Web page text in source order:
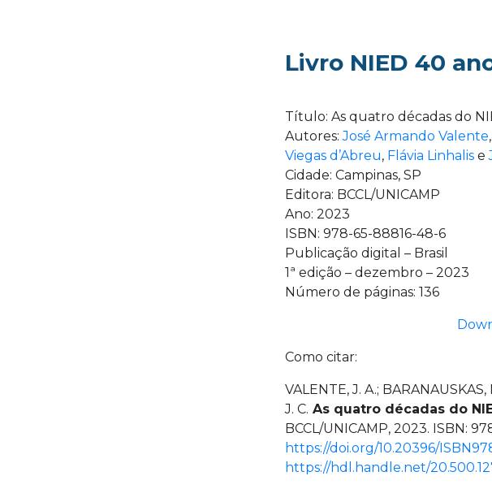
Livro NIED 40
Título: As quatro décadas do
Autores:José Armando Valente,
Viegas d’Abreu, Flávia Linhalis e
Cidade: Campinas, SP
Editora: BCCL/UNICAMP
Ano: 2023
ISBN: 978-65-88816-48-6
Publicação digital – Brasil
1ª edição – dezembro – 2023
Número de páginas: 136
Como citar:
VALENTE, J. A.; BARANAUSKAS,
J. C. As quatro décadas do
BCCL/UNICAMP, 2023. ISBN:
https://doi.org/10.20396/
https://hdl.handle.net/